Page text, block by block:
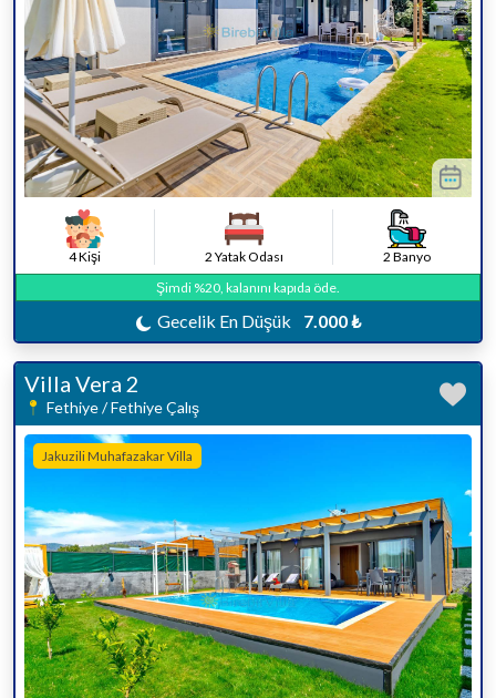
4 Kişi 2 Yatak Odası
2 Banyo
Şimdi %20, kalanını kapıda öde.
Gecelik En Düşük 7.000 ₺
Villa Vera 2
Fethiye / Fethiye Çalış
Jakuzili Muhafazakar Villa